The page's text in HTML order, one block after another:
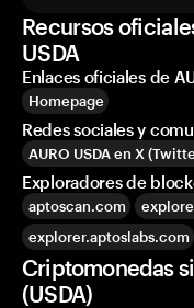
Recursos
USDA
Enlaces oficiales de
Homepage
Redes sociales y
AURO USDA en X
Exploradores de
aptoscan.com
explorer.aptoslabs.com
Criptomonedas
(USDA)